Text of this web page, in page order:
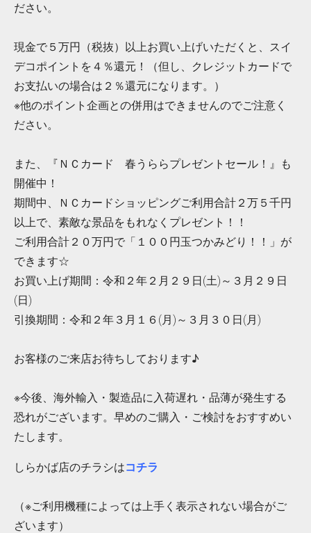
ださい。
現金で５万円（税抜）以上お買い上げいただくと、スイ
デコポイントを４％還元！（但し、クレジットカードで
お支払いの場合は２％還元になります。）
※他のポイント企画との併用はできませんのでご注意く
ださい。
また、『ＮＣカード 春うららプレゼントセール！』も
開催中！
期間中、ＮＣカードショッピングご利用合計２万５千円
以上で、素敵な景品をもれなくプレゼント！！
ご利用合計２０万円で「１００円玉つかみどり！！」が
できます☆
お買い上げ期間：令和２年２月２９日(土)～３月２９日
(日)
引換期間：令和２年３月１６(月)～３月３０日(月)
お客様のご来店お待ちしております♪
※今後、海外輸入・製造品に入荷遅れ・品薄が発生する
恐れがございます。早めのご購入・ご検討をおすすめい
たします。
しらかば店のチラシはコチラ
（※ご利用機種によっては上手く表示されない場合がご
ざいます）